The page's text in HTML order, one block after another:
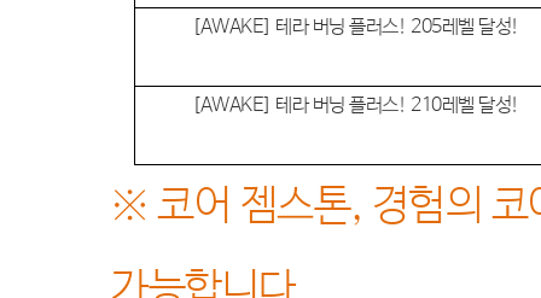
[AWAKE] 테라 버닝 플러스! 205레벨 달성!
[AWAKE] 테라 버닝 플러스! 210레벨 달성!
※코어 젬스톤, 경험의